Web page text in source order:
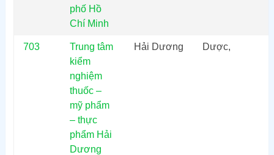
phố Hồ
Chí Minh
703
Trung tâm
kiểm
nghiệm
thuốc –
mỹ phẩm
– thực
phẩm Hải
Dương
Hải Dương Dược,